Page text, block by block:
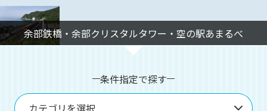
vi
o
s 条件指定で探す